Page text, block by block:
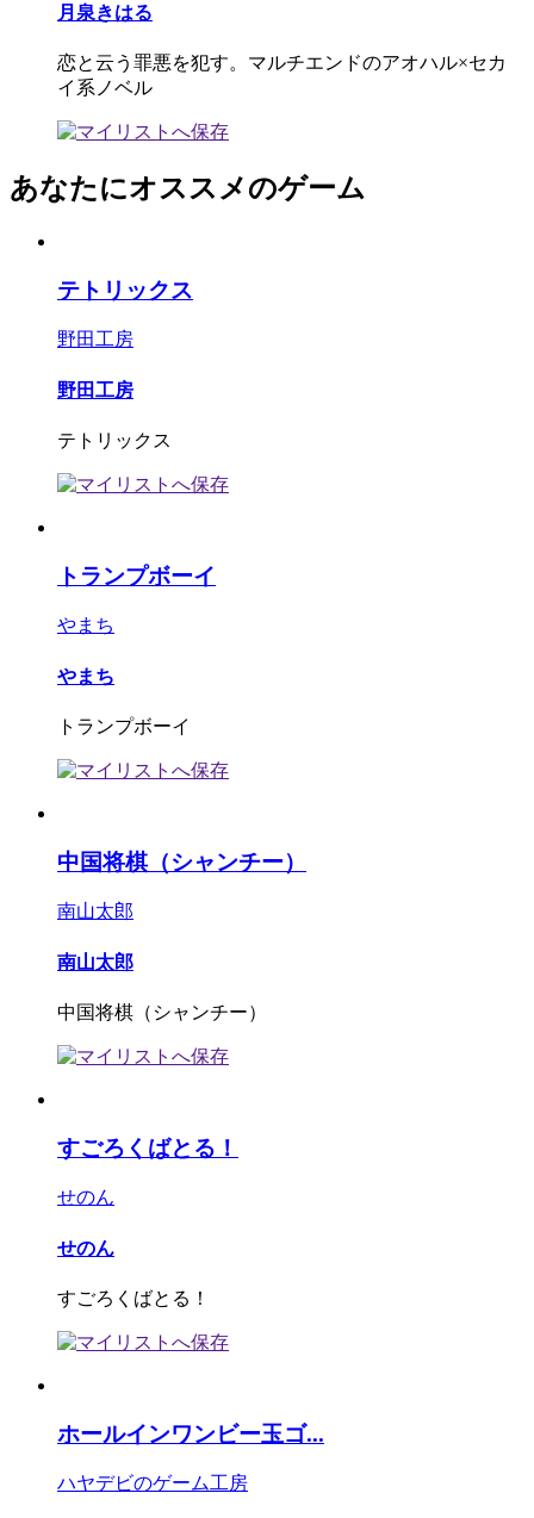
月泉きはる
恋と云う罪悪を犯す。マルチエンドのアオハル×セカ
イ系ノベル
あなたにオススメのゲーム
テトリックス
野田工房
野田工房
テトリックス
トランプボーイ
やまち
やまち
トランプボーイ
中国将棋（シャンチー）
南山太郎
南山太郎
中国将棋（シャンチー）
すごろくばとる！
せのん
せのん
すごろくばとる！
ホールインワンビー玉ゴ...
ハヤデビのゲーム工房